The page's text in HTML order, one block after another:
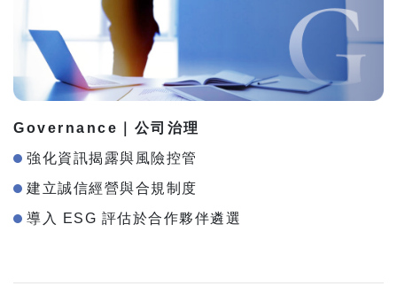
Governance｜公司治理
強化資訊揭露與風險控管
建立誠信經營與合規制度
導入 ESG 評估於合作夥伴遴選